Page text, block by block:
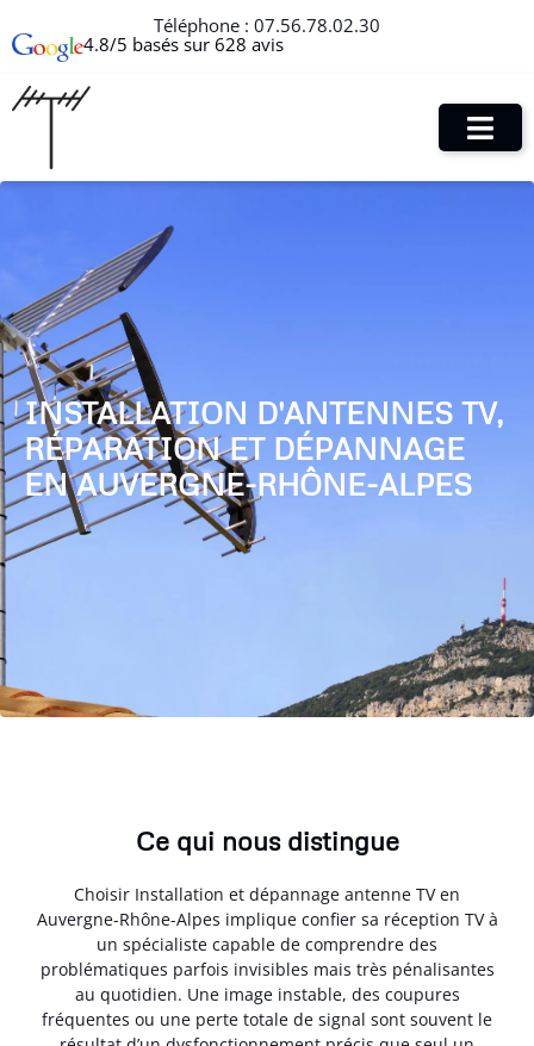
Téléphone : 07.56.78.02.30
4.8/5 basés sur 628 avis
INSTALLATION D'ANTENNES TV,
RÉPARATION ET DÉPANNAGE
EN AUVERGNE-RHÔNE-ALPES
Ce qui nous distingue
Choisir Installation et dépannage antenne TV en
Auvergne-Rhône-Alpes implique confier sa réception TV à
un spécialiste capable de comprendre des
problématiques parfois invisibles mais très pénalisantes
au quotidien. Une image instable, des coupures
fréquentes ou une perte totale de signal sont souvent le